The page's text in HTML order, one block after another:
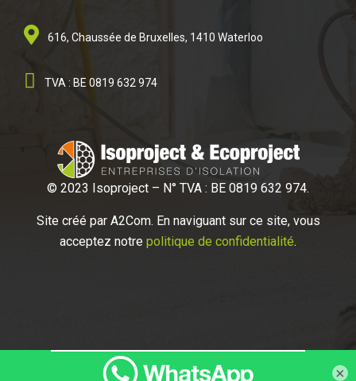
© 2023 Isoproject – N° TVA : BE 0819 632 974.
Site créé par A2Com. En naviguant sur ce site, vous
acceptez notre politique de confidentialité.
616, Chaussée de Bruxelles, 1410 Waterloo
TVA : BE 0819 632 974
×